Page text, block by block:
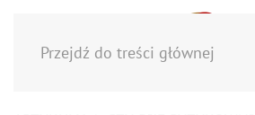
Przejdź do treści głównej